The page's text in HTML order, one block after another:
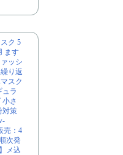
ク 5
ます
ッシ
り返
スク
ュラ
小さ
対策
売：4
次発
メ込